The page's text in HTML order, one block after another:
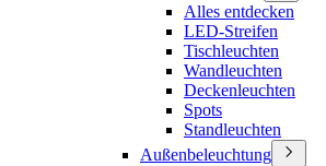
Alles entdecken
LED-Streifen
Tischleuchten
Wandleuchten
Deckenleuchten
Spots
Standleuchten
Außenbeleuchtung